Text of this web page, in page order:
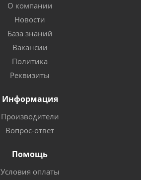
О компании
Новости
База знаний
Вакансии
Политика
Реквизиты
Информация
Производители
Вопрос-ответ
Помощь
Условия оплаты